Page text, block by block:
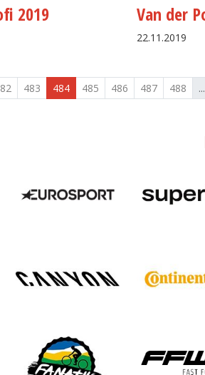
2019 Van der
22.11.2019
483 484 485 486 487 488 ...